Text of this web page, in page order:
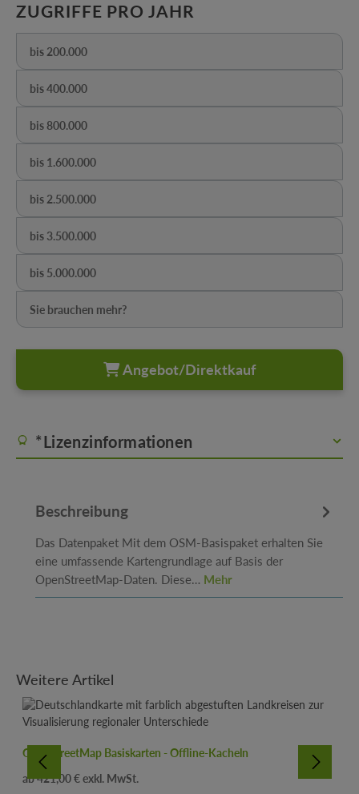
ZUGRIFFE PRO JAHR
bis 200.000
(Diese Option ist zurzeit nicht verfügbar.)
bis 400.000
(Diese Option ist zurzeit nicht verfügbar.)
bis 800.000
(Diese Option ist zurzeit nicht verfügbar.)
bis 1.600.000
(Diese Option ist zurzeit nicht verfügbar.)
bis 2.500.000
(Diese Option ist zurzeit nicht verfügbar.)
bis 3.500.000
(Diese Option ist zurzeit nicht verfügbar.)
bis 5.000.000
(Diese Option ist zurzeit nicht verfügbar.)
Sie brauchen mehr?
(Diese Option ist zurzeit nicht verfügbar.)
Angebot/Direktkauf
*Lizenzinformationen
Beschreibung
Das Datenpaket Mit dem OSM-Basispaket erhalten Sie
eine umfassende Kartengrundlage auf Basis der
OpenStreetMap-Daten. Diese… Mehr
Produktgalerie überspringen
Weitere Artikel
OpenStreetMap Basiskarten - Offline-Kacheln
Regulärer Preis:
421,00 €